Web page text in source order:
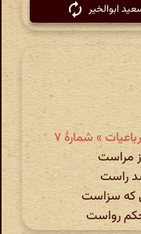
» شمارهٔ ۷
مراست
راست
که سزاست
رواست